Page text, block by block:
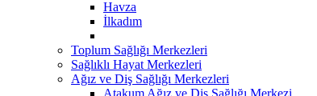
Havza
İlkadım
Toplum Sağlığı Merkezleri
Sağlıklı Hayat Merkezleri
Ağız ve Diş Sağlığı Merkezleri
Atakum Ağız ve Diş Sağlığı Merkezi